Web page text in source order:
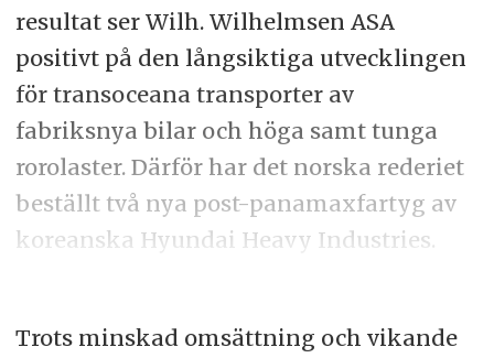
resultat ser Wilh. Wilhelmsen ASA
positivt på den långsiktiga utvecklingen
för transoceana transporter av
fabriksnya bilar och höga samt tunga
rorolaster. Därför har det norska rederiet
beställt två nya post-panamaxfartyg av
koreanska Hyundai Heavy Industries.
Trots minskad omsättning och vikande